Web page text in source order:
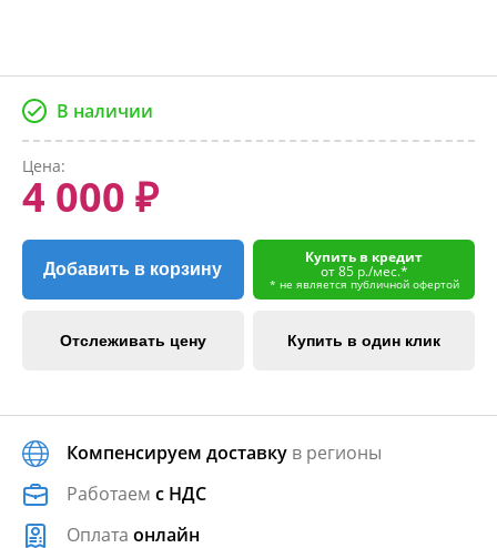
В наличии
Цена:
4 000 ₽
Добавить в корзину
Купить в кредит
от 85 р./мес.*
* не является публичной офертой
Отслеживать цену Купить в один клик
Компенсируем доставку в регионы
Работаем с НДС
Оплата онлайн